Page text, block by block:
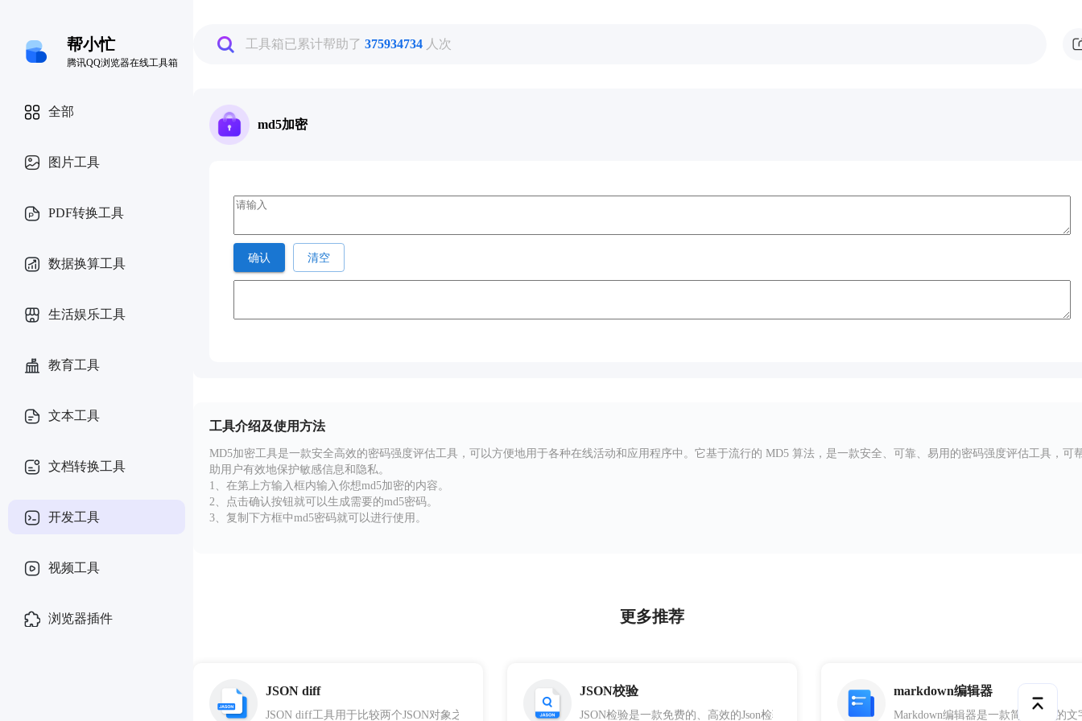
帮小忙
腾讯QQ浏览器在线工具箱
全部
图片工具
PDF转换工具
数据换算工具
生活娱乐工具
教育工具
文本工具
文档转换工具
开发工具
视频工具
浏览器插件
工具箱已累计帮助了 375934734 人次
md5加密
确认 清空
工具介绍及使用方法
MD5加密工具是一款安全高效的密码强度评估工具，可以方便地用于各种在线活动和应用程序中。它基于流行的 MD5 算法，是一款安全、可靠、易用的密码强度评估工具，可
助用户有效地保护敏感信息和隐私。
1、在第上方输入框内输入你想md5加密的内容。
2、点击确认按钮就可以生成需要的md5密码。
3、复制下方框中md5密码就可以进行使用。
更多推荐
JSON diff
JSON diff工具用于比较两个JSON对象之间的差异，这个工具可以用于比较配置文件的变化、版本控制等场景。使用该工具，您可以输入两个JSON对象，它会自
JSON校验
JSON检验是一款免费的、高效的Json检验工具，适合所有JavaScript开发人员使用，旨在通过实时监
markdown编辑器
Markdown编辑器是一款简单易用的